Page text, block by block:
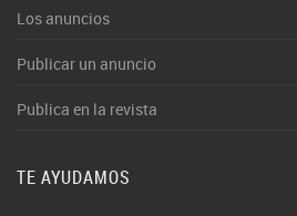
Los anuncios
Publicar un anuncio
Publica en la revista
TE AYUDAMOS